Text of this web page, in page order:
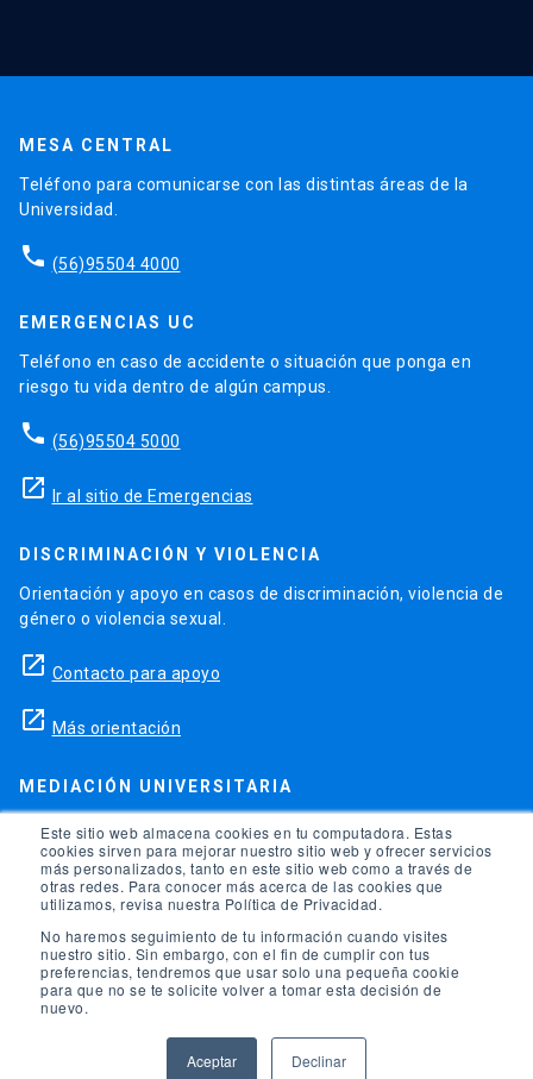
Este sitio web almacena cookies en tu computadora. Estas
cookies sirven para mejorar nuestro sitio web y ofrecer servicios
más personalizados, tanto en este sitio web como a través de
otras redes. Para conocer más acerca de las cookies que
utilizamos, revisa nuestra Política de Privacidad.
No haremos seguimiento de tu información cuando visites
nuestro sitio. Sin embargo, con el fin de cumplir con tus
preferencias, tendremos que usar solo una pequeña cookie
para que no se te solicite volver a tomar esta decisión de
nuevo.
Aceptar Declinar
MESA CENTRAL
Teléfono para comunicarse con las distintas áreas de la
Universidad.
phone (56)95504 4000
EMERGENCIAS UC
Teléfono en caso de accidente o situación que ponga en
riesgo tu vida dentro de algún campus.
phone (56)95504 5000
launch Ir al sitio de Emergencias
DISCRIMINACIÓN Y VIOLENCIA
Orientación y apoyo en casos de discriminación, violencia de
género o violencia sexual.
launch Contacto para apoyo
launch Más orientación
MEDIACIÓN UNIVERSITARIA
Teléfonos para orientación y consejo si se ha vulnerado
alguno de tus derechos en la universidad.
phone (56)95504 1691
phone (56)95504 1247
launch Ir a la Oficina de Ombuds UC